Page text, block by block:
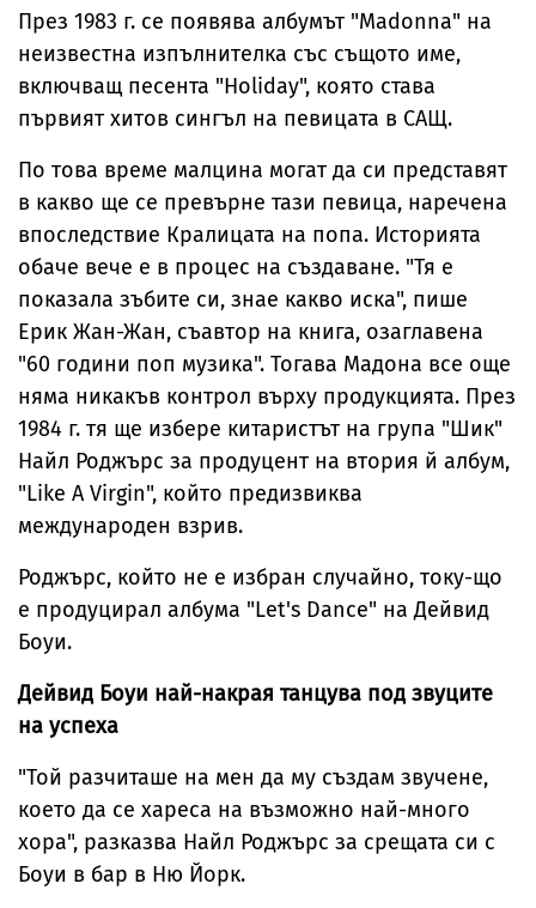
През 1983 г. се появява албумът "Madonna" на
неизвестна изпълнителка със същото име,
включващ песента "Holiday", която става
първият хитов сингъл на певицата в САЩ.
По това време малцина могат да си представят
в какво ще се превърне тази певица, наречена
впоследствие Кралицата на попа. Историята
обаче вече е в процес на създаване. "Тя е
показала зъбите си, знае какво иска", пише
Ерик Жан-Жан, съавтор на книга, озаглавена
"60 години поп музика". Тогава Мадона все още
няма никакъв контрол върху продукцията. През
1984 г. тя ще избере китаристът на група "Шик"
Найл Роджърс за продуцент на втория й албум,
"Like A Virgin", който предизвиква
международен взрив.
Роджърс, който не е избран случайно, току-що
е продуцирал албума "Let's Dance" на Дейвид
Боуи.
Дейвид Боуи най-накрая танцува под звуците
на успеха
"Той разчиташе на мен да му създам звучене,
което да се хареса на възможно най-много
хора", разказва Найл Роджърс за срещата си с
Боуи в бар в Ню Йорк.